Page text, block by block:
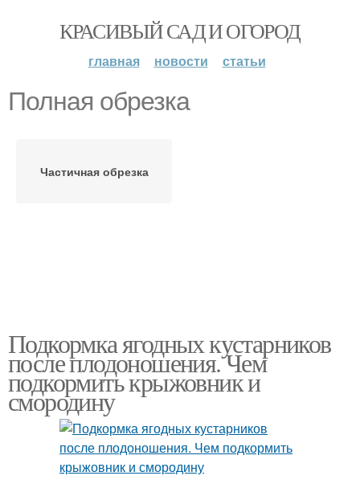
КРАСИВЫЙ САД И ОГОРОД
главная новости статьи
Полная обрезка
Частичная обрезка
Подкормка ягодных кустарников
после плодоношения. Чем
подкормить крыжовник и
смородину